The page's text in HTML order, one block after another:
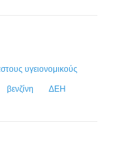
υγειονομικούς
βενζίνη ΔΕΗ